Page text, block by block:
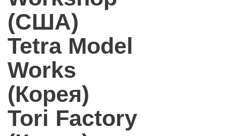
(США)
Tetra Model
Works
(Корея)
Tori Factory